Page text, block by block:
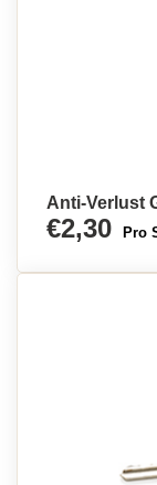
Anti-Verlust
€2,30 Pro